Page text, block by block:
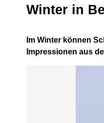
Winter in
Im Winter können
Impressionen aus